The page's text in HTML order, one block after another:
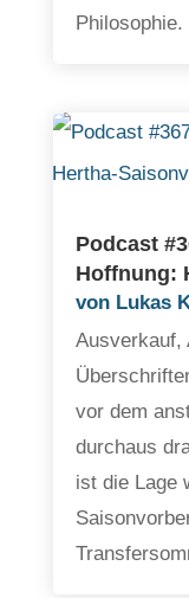
Philosophie.
Podcast
Hoffnung:
von Lukas
Ausverkauf,
vor dem
durchaus
ist die Lage